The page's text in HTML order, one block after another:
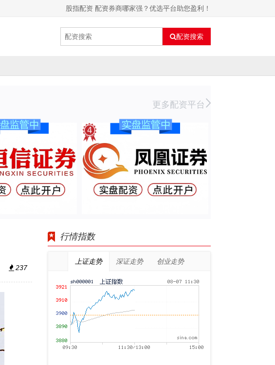
股指配资 配资券商哪家强？优选平台助您盈利！
配资搜索
更多配资平台
237
行情指数
上证走势 深证走势 创业走势